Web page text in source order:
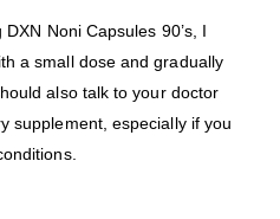
Noni Capsules 90’s, I
a small dose and gradually
also talk to your doctor
supplement, especially if you